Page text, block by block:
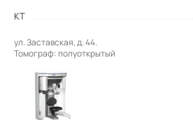
КТ
ул. Заставская, д. 44.
Томограф: полуоткрытый